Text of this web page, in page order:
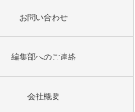
お問い合わせ
編集部へのご連絡
会社概要